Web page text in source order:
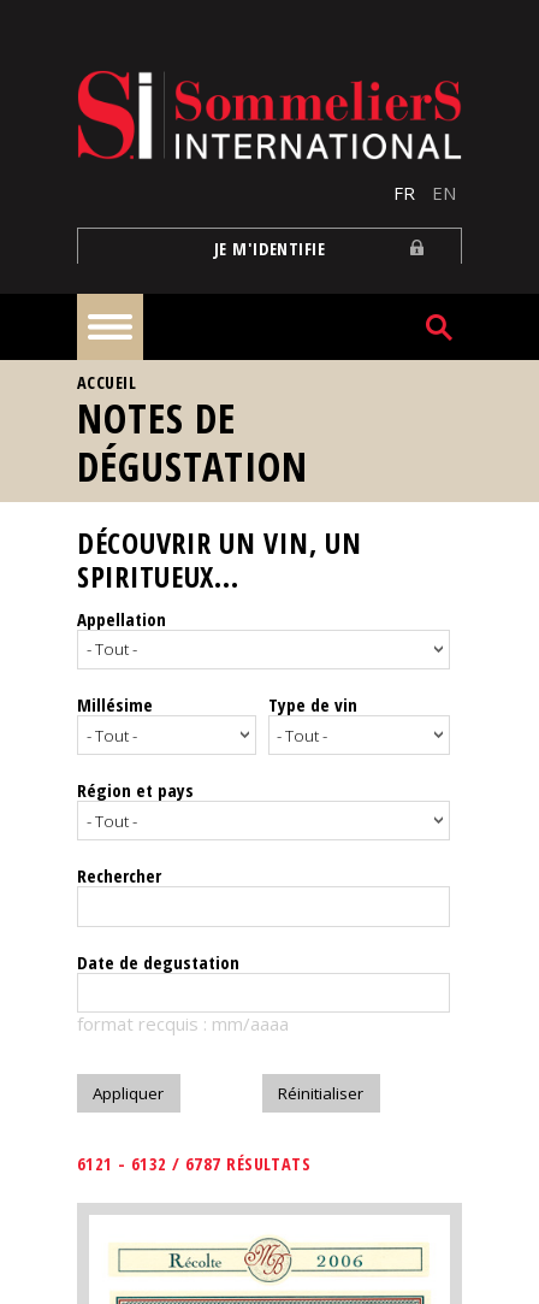
FR EN
JE M'IDENTIFIE
À
la
une
Reportages
Nos
Spiritueux
Notes
dégustation
Le
magazine
Télécharger
VOUS ÊTES ICI
ACCUEIL
NOTES DE
DÉGUSTATION
DÉCOUVRIR UN VIN, UN
SPIRITUEUX...
Appellation
Millésime Type de vin
Région et pays
Rechercher
Date de degustation
format recquis : mm/aaaa
6121 - 6132 / 6787 RÉSULTATS